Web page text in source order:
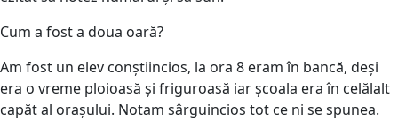
Cum a fost a doua oară?
Am fost un elev conștiincios, la ora 8 eram în bancă, deși
era o vreme ploioasă și friguroasă iar școala era în celălalt
capăt al orașului. Notam sârguincios tot ce ni se spunea.